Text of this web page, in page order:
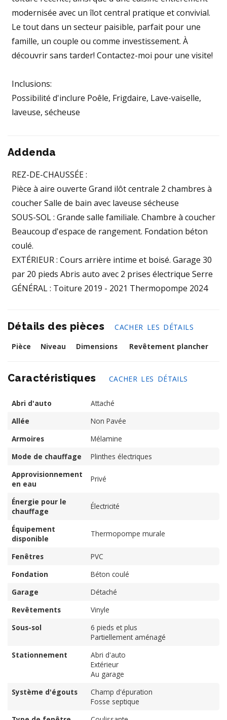
modernisée avec un îlot central pratique et convivial.
Le tout dans un secteur paisible, parfait pour une
famille, un couple ou comme investissement. À
découvrir sans tarder! Contactez-moi pour une visite!
Inclusions:
Possibilité d'inclure Poêle, Frigdaire, Lave-vaiselle,
laveuse, sécheuse
Addenda
REZ-DE-CHAUSSÉE :
Pièce à aire ouverte Grand ilôt centrale 2 chambres à
coucher Salle de bain avec laveuse sécheuse
SOUS-SOL : Grande salle familiale. Chambre à coucher
Beaucoup d'espace de rangement. Fondation béton
coulé.
EXTÉRIEUR : Cours arrière intime et boisé. Garage 30
par 20 pieds Abris auto avec 2 prises électrique Serre
GÉNÉRAL : Toiture 2019 - 2021 Thermopompe 2024
Détails des pièces
CACHER LES DÉTAILS
Pièce
Niveau Dimensions Revêtement plancher
Caractéristiques CACHER LES DÉTAILS
Abri d'auto
Attaché
Allée
Non Pavée
Armoires
Mélamine
Mode de chauffage
Plinthes électriques
Approvisionnement
en eau
Privé
Énergie pour le
chauffage
Électricité
Équipement
disponible
Thermopompe murale
Fenêtres
PVC
Fondation
Béton coulé
Garage
Détaché
Revêtements
Vinyle
Sous-sol
6 pieds et plus
Partiellement aménagé
Stationnement
Abri d'auto
Extérieur
Au garage
Système d'égouts
Champ d'épuration
Fosse septique